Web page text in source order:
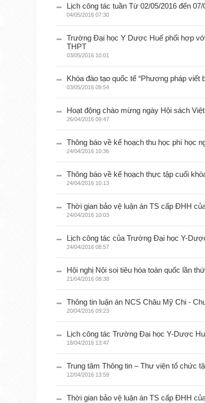
Lịch công tác tuần Từ 02/05/2016 đến 07/
04/05/2016 07:30
Trường Đại học Y Dược Huế phối hợp
THPT
03/05/2016 10:01
Khóa đào tạo quốc tế “Phương pháp viết
03/05/2016 09:54
Hoạt động chào mừng ngày Hội sách
26/04/2016 09:47
Thông báo về kế hoạch thu học phí học
24/04/2016 10:36
Thông báo về kế hoạch thực tập cuối
24/04/2016 10:13
Thời gian bảo vệ luận án TS cấp ĐHH
24/04/2016 10:03
Lịch công tác của Trường Đại học Y-
24/04/2016 08:57
Hội nghị Nội soi tiêu hóa toàn quốc lần
21/04/2016 08:38
Thông tin luận án NCS Châu Mỹ Chi -
20/04/2016 09:23
Lịch công tác Trường Đại học Y-Dược
18/04/2016 13:47
Trung tâm Thông tin – Thư viện tổ chức
12/04/2016 13:59
Thời gian bảo vệ luận án TS cấp ĐHH